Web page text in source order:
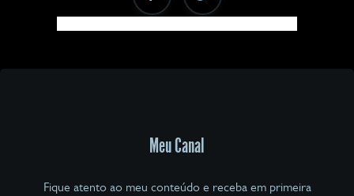
Meu Canal
Fique atento ao meu conteúdo e receba em primeira